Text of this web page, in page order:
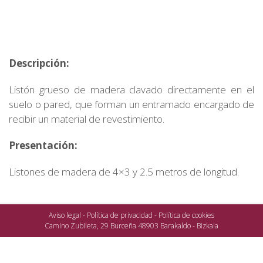
Descripción:
Listón grueso de madera clavado directamente en el
suelo o pared, que forman un entramado encargado de
recibir un material de revestimiento.
Presentación:
Listones de madera de 4×3 y 2.5 metros de longitud.
Aviso legal - Política de privacidad - Política de cookies
Camino Zubileta, 29 Burceña 48903 Barakaldo - Bizkaia